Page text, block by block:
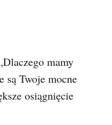
mamy
są Twoje mocne
osiągnięcie